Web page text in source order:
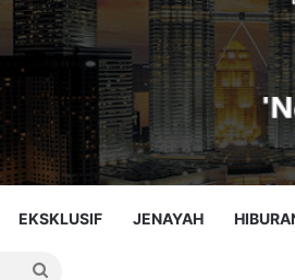
EKSKLUSIF JENAYAH